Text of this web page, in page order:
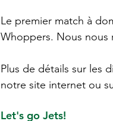
Le premier match à
Whoppers. Nous nous
Plus de détails sur les
notre site internet ou
Let's go Jets!